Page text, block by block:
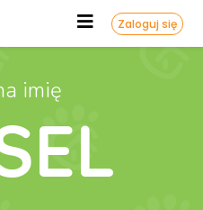
Zaloguj się
imię